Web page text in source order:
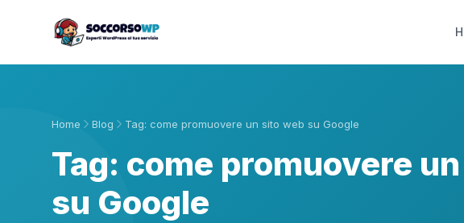
Home Blog Tag: come promuovere un sito web su Google
Tag: come promuovere
su Google